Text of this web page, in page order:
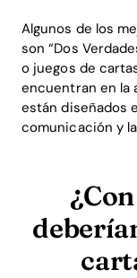
Algunos de los
son “Dos
o juegos de
encuentran en la
están diseñados
comunicación y